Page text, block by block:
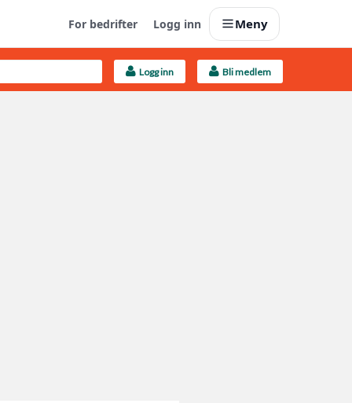
For bedrifter Logg inn Meny
Last opp selv Logg inn Bli medlem